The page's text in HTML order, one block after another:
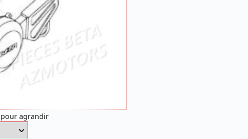
agrandir